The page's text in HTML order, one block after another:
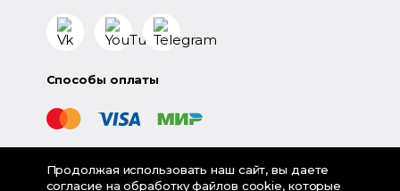
Способы оплаты
©2026«LampsShop» - интернет-магазин люстр и
Продолжая использовать наш сайт, вы даете
согласие наобработку файлов cookie, которые